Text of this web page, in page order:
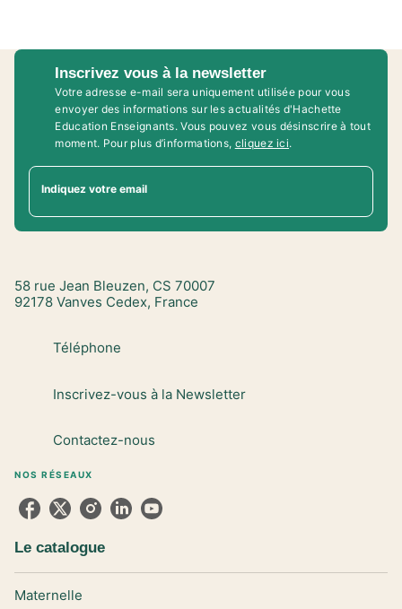
Inscrivez vous à la newsletter
Votre adresse e-mail sera uniquement utilisée pour vous
envoyer des informations sur les actualités d'Hachette
Education Enseignants. Vous pouvez vous désinscrire à tout
moment. Pour plus d’informations, cliquez ici.
Indiquez votre email
58 rue Jean Bleuzen, CS 70007
92178 Vanves Cedex, France
Téléphone
Inscrivez-vous à la Newsletter
Contactez-nous
NOS RÉSEAUX
Le catalogue
Maternelle